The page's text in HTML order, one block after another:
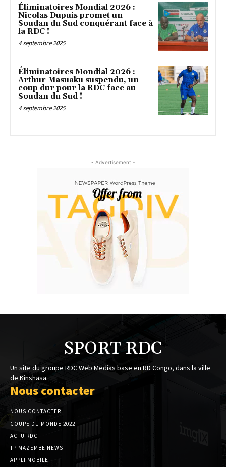
Éliminatoires Mondial 2026 :
Nicolas Dupuis promet un
Soudan du Sud conquérant face à
la RDC !
4 septembre 2025
Éliminatoires Mondial 2026 :
Arthur Masuaku suspendu, un
coup dur pour la RDC face au
Soudan du Sud !
4 septembre 2025
- Advertisement -
SPORT RDC
Un site du groupe RDC Web Medias base en RD Congo, dans la ville
de Kinshasa.
Nous contacter
NOUS CONTACTER
COUPE DU MONDE 2022
ACTU RDC
TP MAZEMBE NEWS
APPLI MOBILE